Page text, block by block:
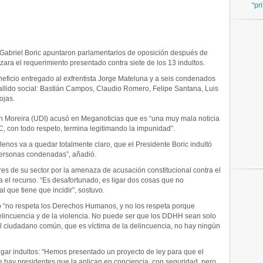
Boric apuntaron parlamentarios de oposición después de
el requerimiento presentado contra siete de los 13 indultos.
entregado al exfrentista Jorge Mateluna y a seis condenados
social: Bastián Campos, Claudio Romero, Felipe Santana, Luis
(UDI) acusó en Meganoticias que es “una muy mala noticia
con todo respeto, termina legitimando la impunidad”.
va a quedar totalmente claro, que el Presidente Boric indultó
condenadas”, añadió.
de su sector por la amenaza de acusación constitucional contra el
recurso. “Es desafortunado, es ligar dos cosas que no
que tiene que incidir”, sostuvo.
respeta los Derechos Humanos, y no los respeta porque
y de la violencia. No puede ser que los DDHH sean solo
común, que es víctima de la delincuencia, no hay ningún
indultos: “Hemos presentado un proyecto de ley para que el